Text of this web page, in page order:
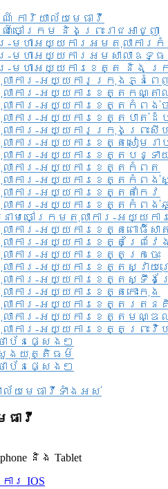
ការិយាល័យ​មេធាវី​
ចៅក្រម និងព្រះរាជអាជ្ញា
រ-មហាអយ្យការអមតុលាការ
រ-មហាអយ្យការអមសាលាឧទ្
រ-មហាអយ្យការខេត្ត និង ក្
ាការ-អយ្យការក្រុងភ្នំពេ
ាការ-អយ្យការខេត្តកណ្តា
ាការ-អយ្យការខេត្តកំពង់ច
ាការ-អយ្យការខេត្តបាត់ដំ
ាការ-អយ្យការ​ក្រុងព្រះសី
ាការ-អយ្យការខេត្តសៀមរា
ាការ-អយ្យការខេត្តបន្ទា
ាការ-អយ្យការខេត្តកំពត
ាការ-អយ្យការខេត្តកំពង់
ការ-អយ្យការខេត្តតាកែវ
ាការ-អយ្យការខេត្តកំពង់
ាមចៅក្រមតុលាការ-អយ្យក
ាការ-អយ្យការខេត្តពោធិ៍សា
ាការ-អយ្យការខេត្តព្រៃវែ
ការ-អយ្យការខេត្តក្រចេះ
ាការ-អយ្យការខេត្តស្វាយ
ាការ-អយ្យការខេត្តស្ទឹង
ការ-អយ្យការខេត្តកោះកុង
ាការ-អយ្យការខេត្តរតន
ាការ-អយ្យការខេត្តមណ្
ាការ-អយ្យការខេត្តព្រះវិហ
ាប័នផ្សេងៗ
សួងយុត្តិធម៌
ាប័នផ្សេងៗ
យមេធាវីទាំងអស់​
ាវី
និង Tablet
រ IOS